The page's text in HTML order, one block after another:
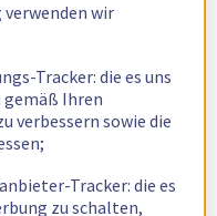
wir
Tracker: die es uns
Ihren
verbessern sowie die
Tracker: die es
zu schalten,